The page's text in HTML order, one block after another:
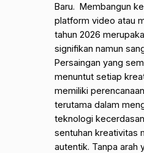
Baru. Membangun
platform video atau
tahun 2026
signifikan namun
Persaingan yang
menuntut setiap
memiliki
terutama dalam
teknologi
sentuhan kreativitas
autentik. Tanpa arah